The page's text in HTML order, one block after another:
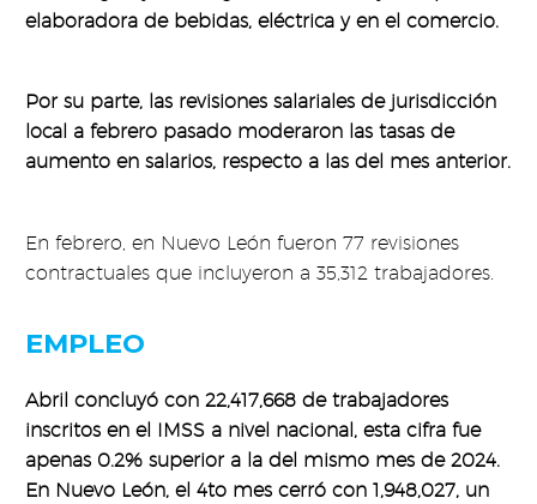
elaboradora de bebidas, eléctrica y en el comercio.
Por su parte, las revisiones salariales de jurisdicción
local a febrero pasado moderaron las tasas de
aumento en salarios, respecto a las del mes anterior.
En febrero, en Nuevo León fueron 77 revisiones
contractuales que incluyeron a 35,312 trabajadores.
EMPLEO
Abril concluyó con 22,417,668 de trabajadores
inscritos en el IMSS a nivel nacional, esta cifra fue
apenas 0.2% superior a la del mismo mes de 2024.
En Nuevo León, el 4to mes cerró con 1,948,027, un